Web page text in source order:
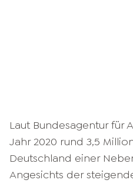
Laut Bundesagentur für
Jahr 2020 rund 3,5
Deutschland einer
Angesichts der